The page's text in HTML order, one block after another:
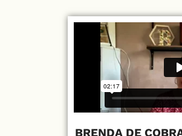
BRENDA DE